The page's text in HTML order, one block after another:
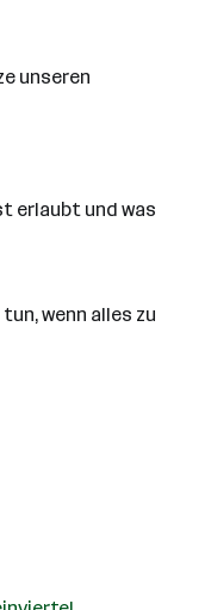
unseren
erlaubt und was
wenn alles zu